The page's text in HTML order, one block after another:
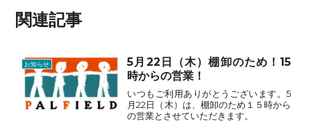
関連記事
お知らせ
5月22日（木）棚卸のため！15
時からの営業！
いつもご利用ありがとうございます。5
月22日（木）は、棚卸のため１５時から
の営業とさせていただきます。